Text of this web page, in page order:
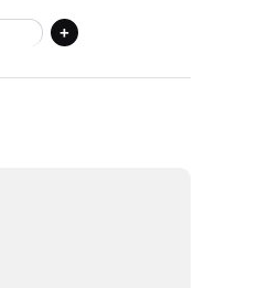
+